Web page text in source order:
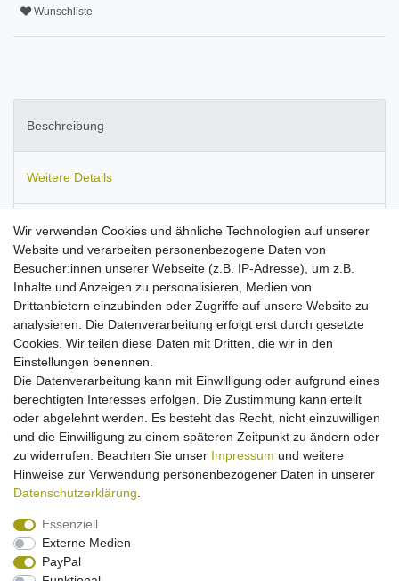
Wunschliste
Beschreibung
Weitere Details
Batterieentsorgung
Informationen zur Produktsicherheit
Passend für: alle Geräte, in denen Mono D bzw. HR20, KR20,
LR20, R20 Batterien/Akkus zum Einsatz kommen.Maße:ca. 60,5
x 32,5 mm.Kapazität: 10.000 mAh.
Xtra high capacity - hohe Kapazität für eine längere
Laufzeit!
passgenau verarbeitet
Die Akkus sind für Schnellladegeräte geeignet!
Wir verwenden Cookies und ähnliche Technologien auf unserer
Website und verarbeiten personenbezogene Daten von
Besucher:innen unserer Webseite (z.B. IP-Adresse), um z.B.
Inhalte und Anzeigen zu personalisieren, Medien von
Drittanbietern einzubinden oder Zugriffe auf unsere Website zu
analysieren. Die Datenverarbeitung erfolgt erst durch gesetzte
Cookies. Wir teilen diese Daten mit Dritten, die wir in den
Einstellungen benennen.
Die Datenverarbeitung kann mit Einwilligung oder aufgrund eines
berechtigten Interesses erfolgen. Die Zustimmung kann erteilt
oder abgelehnt werden. Es besteht das Recht, nicht einzuwilligen
und die Einwilligung zu einem späteren Zeitpunkt zu ändern oder
zu widerrufen. Beachten Sie unser Impressum und weitere
Hinweise zur Verwendung personenbezogener Daten in unserer
Daten­schutz­erklärung
Essenziell
Externe Medien
PayPal